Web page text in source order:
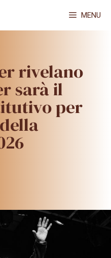
MENU
rivelano
sarà il
per